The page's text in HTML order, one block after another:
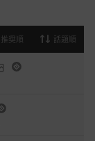
推奨順 話題順